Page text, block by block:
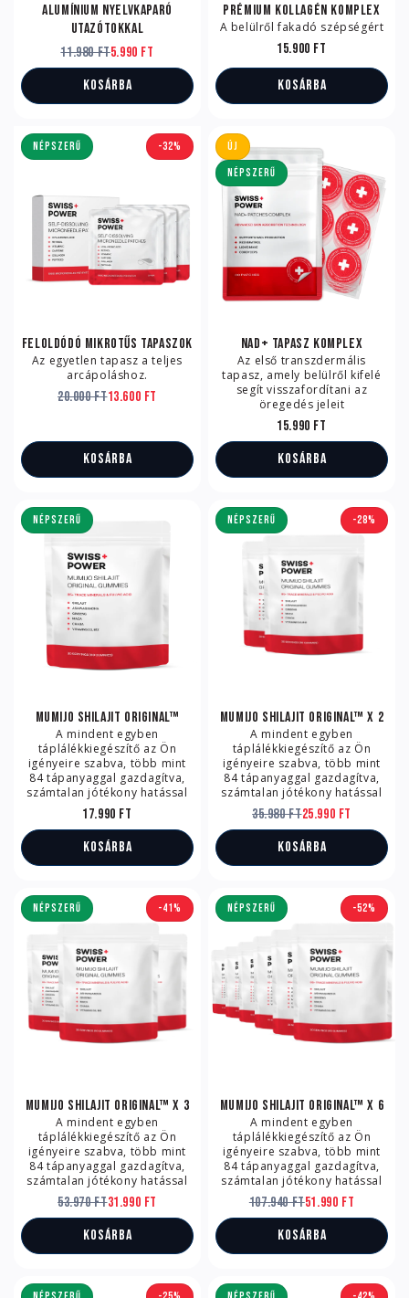
Alumínium nyelvkaparó
utazótokkal
11.980 Ft5.990 Ft
Kosárba
Prémium kollagén komplex
A belülről fakadó szépségért
15.900 Ft
Kosárba
NÉPSZERŰ -32%
Feloldódó mikrotűs tapaszok
Az egyetlen tapasz a teljes
arcápoláshoz.
20.000 Ft13.600 Ft
Kosárba
Új
NÉPSZERŰ
NAD+ tapasz komplex
Az első transzdermális
tapasz, amely belülről kifelé
segít visszafordítani az
öregedés jeleit
15.990 Ft
Kosárba
NÉPSZERŰ
Mumijo Shilajit Original™
A mindent egyben
táplálékkiegészítő az Ön
igényeire szabva, több mint
84 tápanyaggal gazdagítva,
számtalan jótékony hatással
17.990 Ft
Kosárba
NÉPSZERŰ -28%
Mumijo Shilajit Original™ x 2
A mindent egyben
táplálékkiegészítő az Ön
igényeire szabva, több mint
84 tápanyaggal gazdagítva,
számtalan jótékony hatással
35.980 Ft25.990 Ft
Kosárba
NÉPSZERŰ -41%
Mumijo Shilajit Original™ x 3
A mindent egyben
táplálékkiegészítő az Ön
igényeire szabva, több mint
84 tápanyaggal gazdagítva,
számtalan jótékony hatással
53.970 Ft31.990 Ft
Kosárba
NÉPSZERŰ -52%
Mumijo Shilajit Original™ x 6
A mindent egyben
táplálékkiegészítő az Ön
igényeire szabva, több mint
84 tápanyaggal gazdagítva,
számtalan jótékony hatással
107.940 Ft51.990 Ft
Kosárba